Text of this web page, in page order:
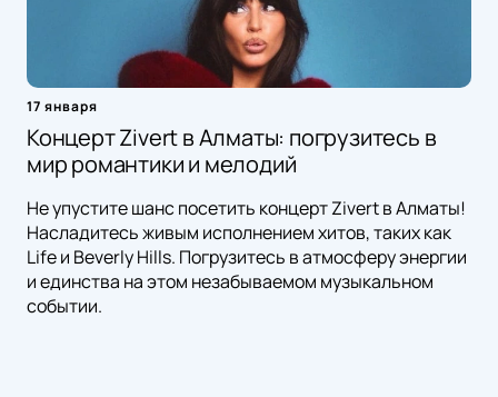
17 января
Концерт Zivert в Алматы: погрузитесь в
мир романтики и мелодий
Не упустите шанс посетить концерт Zivert в Алматы!
Насладитесь живым исполнением хитов, таких как
Life и Beverly Hills. Погрузитесь в атмосферу энергии
и единства на этом незабываемом музыкальном
событии.